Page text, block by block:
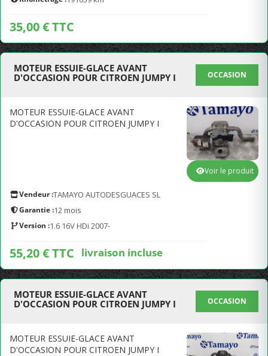
35,00 € TTC
MOTEUR ESSUIE-GLACE AVANT
D'OCCASION POUR CITROEN JUMPY I
OCCASION
MOTEUR ESSUIE-GLACE AVANT
D'OCCASION POUR CITROEN JUMPY I
Vendeur :TAMAYO AUTODESGUACES SL
Garantie :12 mois
Version :1.6 16V HDi 2007-
55,20 € TTC livraison incluse
Voir le produit
MOTEUR ESSUIE-GLACE AVANT
D'OCCASION POUR CITROEN JUMPY I
OCCASION
MOTEUR ESSUIE-GLACE AVANT
D'OCCASION POUR CITROEN JUMPY I